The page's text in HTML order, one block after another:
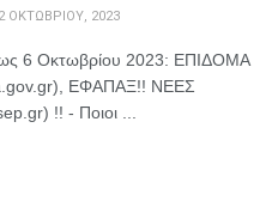
ΟΚΤΩΒΡΊΟΥ, 2023
6 Οκτωβρίου 2023: ΕΠΙΔΟΜΑ
ΕΦΑΠΑΞ!! ΝΕΕΣ
!! - Ποιοι ...